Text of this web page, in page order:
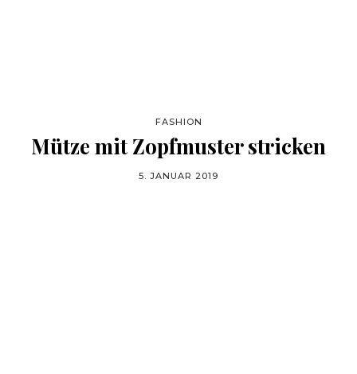
FASHION
Mütze mit Zopfmuster stricken
5. JANUAR 2019